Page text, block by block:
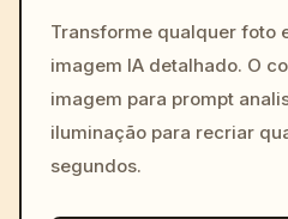
Transforme qualquer foto
imagem IA detalhado. O
imagem para prompt
iluminação para recriar
segundos.